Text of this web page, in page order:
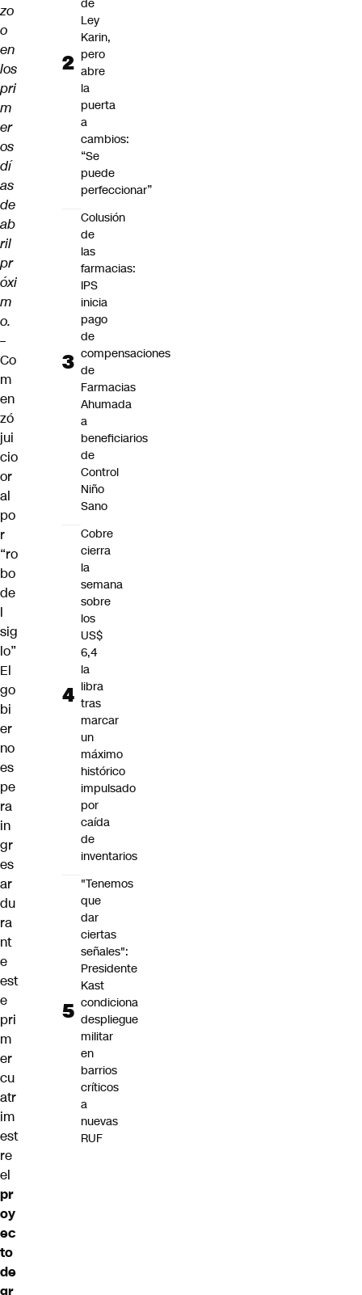
zo
o
en
los
pri
m
er
os
dí
as
de
ab
ril
pr
óxi
m
o.
–
Co
m
en
zó
jui
cio
or
al
po
r
“ro
bo
de
l
sig
lo”
El
go
bi
er
no
es
pe
ra
in
gr
es
ar
du
ra
nt
e
est
e
pri
m
er
cu
atr
im
est
re
el
pr
oy
ec
to
de
gr
de
Ley
Karin,
pero
abre
la
puerta
a
cambios:
“Se
puede
perfeccionar”
Colusión
de
las
farmacias:
IPS
inicia
pago
de
compensaciones
de
Farmacias
Ahumada
a
beneficiarios
de
Control
Niño
Sano
Cobre
cierra
la
semana
sobre
los
US$
6,4
la
libra
tras
marcar
un
máximo
histórico
impulsado
por
caída
de
inventarios
"Tenemos
que
dar
ciertas
señales":
Presidente
Kast
condiciona
despliegue
militar
en
barrios
críticos
a
nuevas
RUF